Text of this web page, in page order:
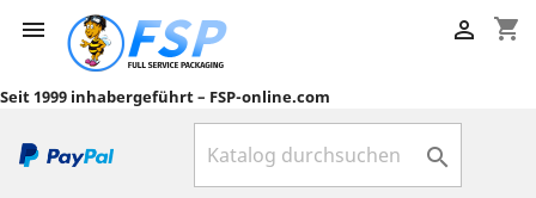
 shopping_cart

Seit 1999 inhabergeführt – FSP-online.com
